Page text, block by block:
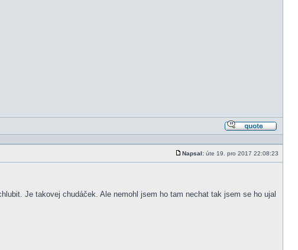
Příspěvek
Napsal: úte 19. pro 2017 22:08:23
Je takovej chudáček. Ale nemohl jsem ho tam nechat tak jsem se ho ujal